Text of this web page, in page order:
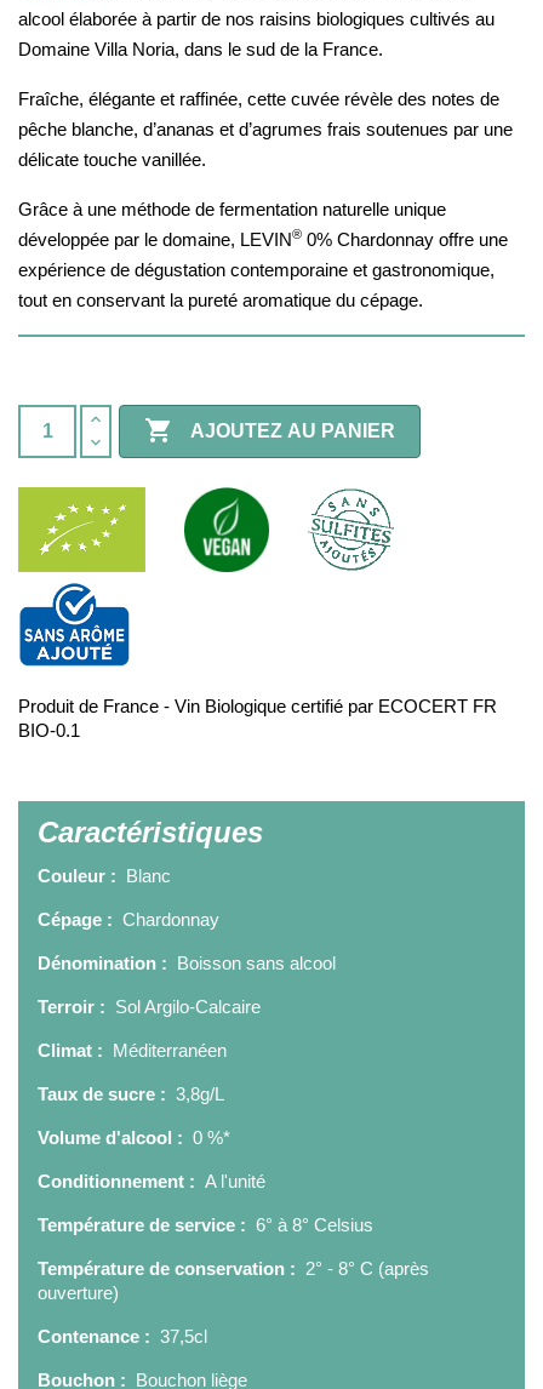
alcool élaborée à partir de nos raisins biologiques cultivés au
Domaine Villa Noria, dans le sud de la France.
Fraîche, élégante et raffinée, cette cuvée révèle des notes de
pêche blanche, d’ananas et d’agrumes frais soutenues par une
délicate touche vanillée.
Grâce à une méthode de fermentation naturelle unique
développée par le domaine, LEVIN® 0% Chardonnay offre une
expérience de dégustation contemporaine et gastronomique,
tout en conservant la pureté aromatique du cépage.
 AJOUTEZ AU PANIER
Produit de France - Vin Biologique certifié par ECOCERT FR
BIO-0.1
Caractéristiques
Couleur : Blanc
Cépage : Chardonnay
Dénomination : Boisson sans alcool
Terroir : Sol Argilo-Calcaire
Climat : Méditerranéen
Taux de sucre : 3,8g/L
Volume d'alcool : 0 %*
Conditionnement : A l'unité
Température de service : 6° à 8° Celsius
Température de conservation : 2° - 8° C (après
ouverture)
Contenance : 37,5cl
Bouchon : Bouchon liège